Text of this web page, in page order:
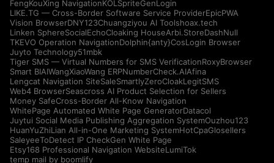
FengKouXing NavigationKOLSpriteGenLogin
LIKE.TG — Cross-Border Software Service ProviderEpicPWA
Vision BrowserDNY123Chuangziyou AI Toolshoax.tech
Linken SphereSocialEchoCloaking HouseArbi.StoreDashNull
TKEVO Operation NavigationDolphin{anty}CosLogin Browser
Juyto Technology51mbk
Tiger SMS — Virtual Numbers for SMS VerificationRoxyBrowser
Smart BIAIWangXiaoWang ERPNumberCheck.AIAfina
Lengcat Navigation SiteSaleSmartlyZeroCloakLegitSMS
Web4 BrowserSeascross AI Product Selection for Sellers
Money SafeCross-Border All-Know Navigation
WhitePage Automated White Page GeneratorDatacol
Juytui Social Media Publishing Aggregation SystemOuzhou123
HuanYuZhiLian All-in-One Marketing SystemHotCpaGlosellers
SaleyeeToDetect IP CheckGen White Page
Etsy168 Professional Navigation WebsiteLumiTok
temp mail by boomlify